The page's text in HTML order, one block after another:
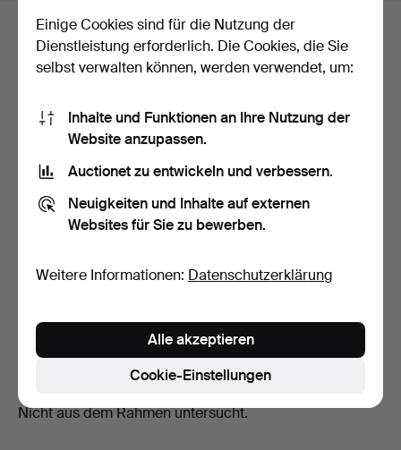
Gebotsverlauf
6. Mai, 12:39
6. Mai, 12:39
Alle 14 Gebote anzeigen
Beschreibung
Nicht aus dem Rahmen untersucht.
Einige Cookies sind für die Nutzung der
Dienstleistung erforderlich. Die Cookies, die Sie
selbst verwalten können, werden verwendet, um:
Inhalte und Funktionen an Ihre Nutzung der
Website anzupassen.
Auctionet zu entwickeln und verbessern.
Neuigkeiten und Inhalte auf externen
Websites für Sie zu bewerben.
Weitere Informationen: Datenschutzerklärung
Cookie-Einstellungen
Alle akzeptieren